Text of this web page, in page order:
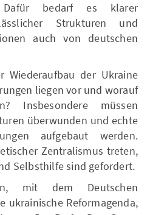
Dafür bedarf es klarer
Strukturen und
auch von deutschen
Wiederaufbau der Ukraine
liegen vor und worauf
Insbesondere müssen
überwunden und echte
aufgebaut werden.
Zentralismus treten,
Selbsthilfe sind gefordert.
mit dem Deutschen
ukrainische Reformagenda,